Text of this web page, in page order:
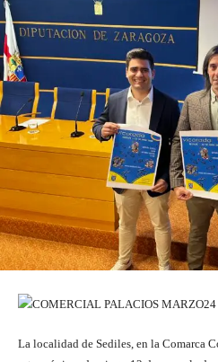
La localidad de Sediles, en la Comarca